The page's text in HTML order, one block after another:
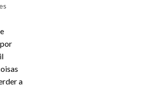
a